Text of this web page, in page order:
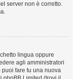
server non è corretto.
lingua oppure
agli amministratori
fare tu una nuova